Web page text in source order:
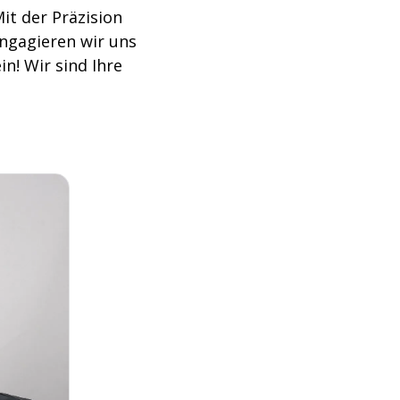
der Präzision
wir uns
Wir sind Ihre